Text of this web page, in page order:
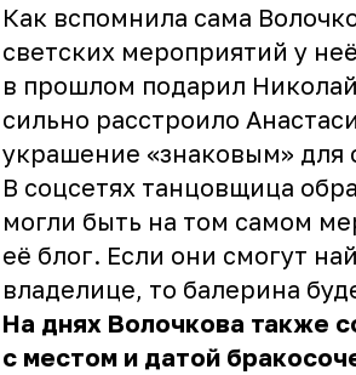
Как вспомнила сама
светских мероприятий у
в прошлом подарил
сильно расстроило
украшение «знаковым» для
В соцсетях танцовщица
могли быть на том самом
её блог. Если они смогут
владелице, то балерина
На днях Волочкова также
с местом и датой